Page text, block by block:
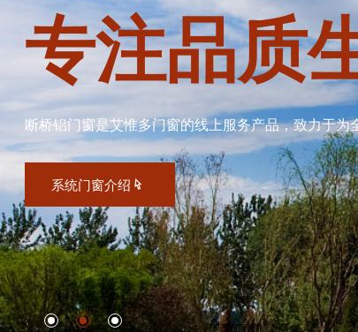
专注品质
断桥铝门窗是艾惟多门窗的线上服务产品，致力于
系统门窗介绍